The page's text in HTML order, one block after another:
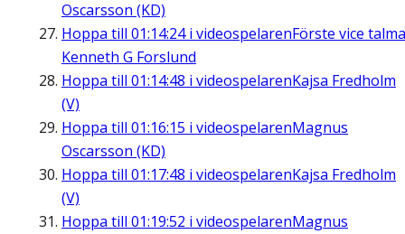
Oscarsson (KD)
Hoppa till 01:14:24i videospelarenFörste vice
Kenneth G Forslund
Hoppa till 01:14:48 i videospelarenKajsa Fredholm
(V)
Hoppa till 01:16:15 i videospelarenMagnus
Oscarsson (KD)
Hoppa till 01:17:48 i videospelarenKajsa Fredholm
(V)
Hoppa till 01:19:52 i videospelarenMagnus